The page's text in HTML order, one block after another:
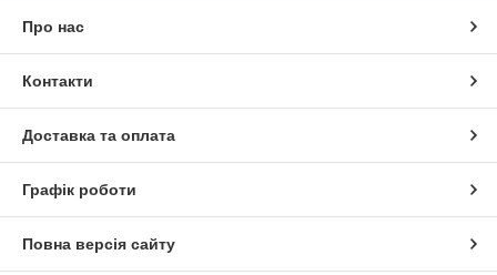
Про нас
Контакти
Доставка та оплата
Графік роботи
Повна версія сайту